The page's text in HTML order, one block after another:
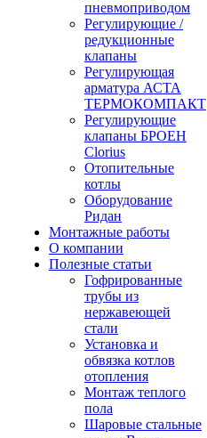
пневмоприводом
Регулирующие /
редукционные
клапаны
Регулирующая
арматура АСТА
ТЕРМОКОМПАКТ
Регулирующие
клапаны БРОЕН
Clorius
Отопительные
котлы
Оборудование
Ридан
Монтажные работы
О компании
Полезные статьи
Гофрированные
трубы из
нержавеющей
стали
Установка и
обвязка котлов
отопления
Монтаж теплого
пола
Шаровые стальные